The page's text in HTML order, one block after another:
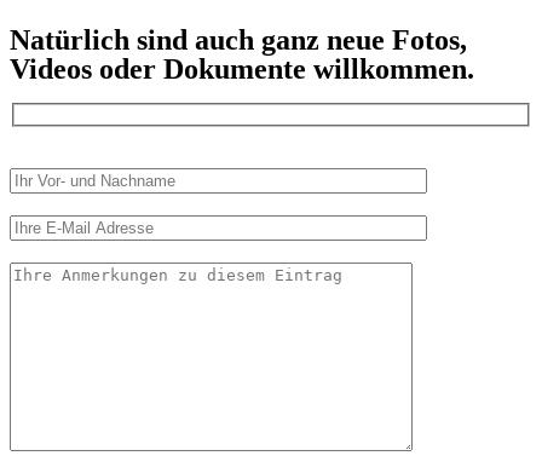
Natürlich sind auch ganz neue Fotos,
Videos oder Dokumente willkommen.